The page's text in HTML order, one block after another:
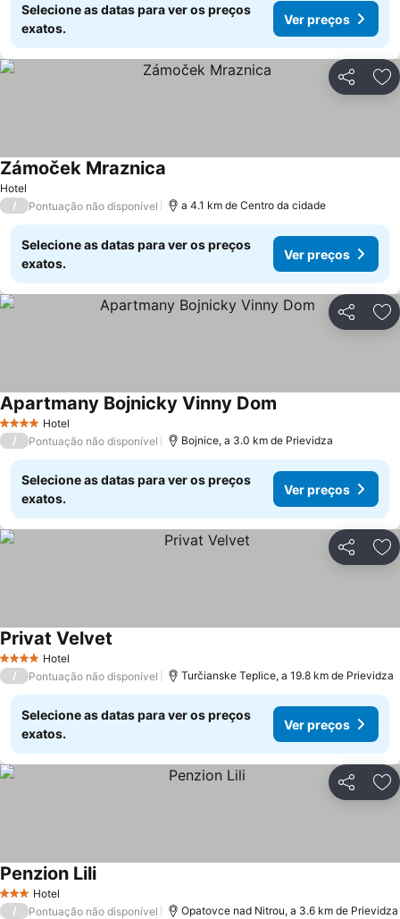
Selecione as datas para ver os preços
exatos.
Ver preços
Partilhar
Hotel
Zámoček Mraznica
/ Pontuação não disponível a 4.1 km de Centro da cidade
Selecione as datas para ver os preços
exatos.
Ver preços
Partilhar
4 EstrelasHotel
Apartmany Bojnicky Vinny Dom
/ Pontuação não disponível Bojnice, a 3.0 km de Prievidza
Selecione as datas para ver os preços
exatos.
Ver preços
Partilhar
4 EstrelasHotel
Privat Velvet
/ Pontuação não disponível Turčianske Teplice, a 19.8 km de Prievidza
Selecione as datas para ver os preços
exatos.
Ver preços
Partilhar
3 EstrelasHotel
Penzion Lili
/ Pontuação não disponível Opatovce nad Nitrou, a 3.6 km de Prievidza